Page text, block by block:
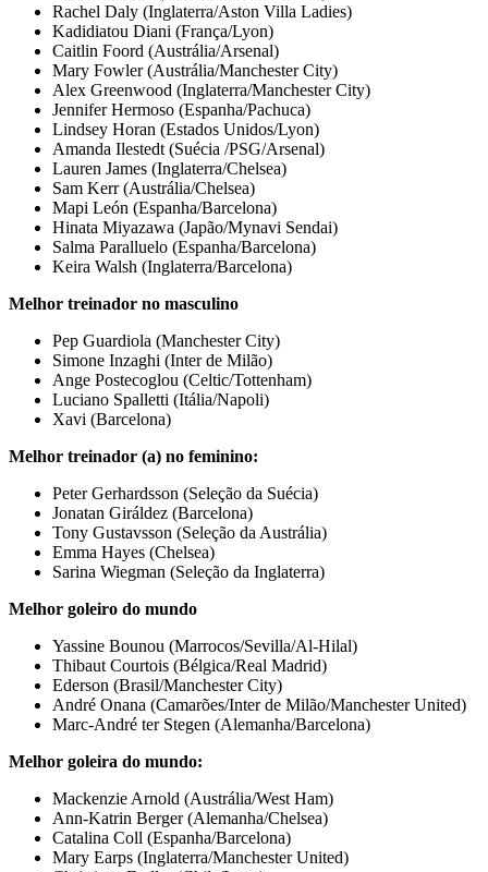
Rachel Daly (Inglaterra/Aston Villa Ladies)
Kadidiatou Diani (França/Lyon)
Caitlin Foord (Austrália/Arsenal)
Mary Fowler (Austrália/Manchester City)
Alex Greenwood (Inglaterra/Manchester City)
Jennifer Hermoso (Espanha/Pachuca)
Lindsey Horan (Estados Unidos/Lyon)
Amanda Ilestedt (Suécia /PSG/Arsenal)
Lauren James (Inglaterra/Chelsea)
Sam Kerr (Austrália/Chelsea)
Mapi León (Espanha/Barcelona)
Hinata Miyazawa (Japão/Mynavi Sendai)
Salma Paralluelo (Espanha/Barcelona)
Keira Walsh (Inglaterra/Barcelona)
Melhor treinador no masculino
Pep Guardiola (Manchester City)
Simone Inzaghi (Inter de Milão)
Ange Postecoglou (Celtic/Tottenham)
Luciano Spalletti (Itália/Napoli)
Xavi (Barcelona)
Melhor treinador (a) no feminino:
Peter Gerhardsson (Seleção da Suécia)
Jonatan Giráldez (Barcelona)
Tony Gustavsson (Seleção da Austrália)
Emma Hayes (Chelsea)
Sarina Wiegman (Seleção da Inglaterra)
Melhor goleiro do mundo
Yassine Bounou (Marrocos/Sevilla/Al-Hilal)
Thibaut Courtois (Bélgica/Real Madrid)
Ederson (Brasil/Manchester City)
André Onana (Camarões/Inter de Milão/Manchester United)
Marc-André ter Stegen (Alemanha/Barcelona)
Melhor goleira do mundo:
Mackenzie Arnold (Austrália/West Ham)
Ann-Katrin Berger (Alemanha/Chelsea)
Catalina Coll (Espanha/Barcelona)
Mary Earps (Inglaterra/Manchester United)